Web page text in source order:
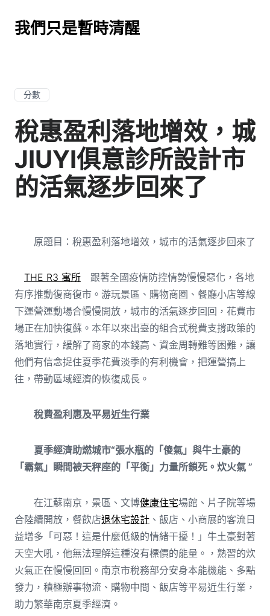
我們只是暫時清醒
分數
稅惠盈利落地增效，城
JIUYI俱意診所設計市
的活氣逐步回來了
原題目：稅惠盈利落地增效，城市的活氣逐步回來了
THE R3 寓所跟著全國疫情防控情勢慢慢惡化，各地
有序推動復商復市。游玩景區、購物商圈、餐廳小店等線
下運營運動場合慢慢開放，城市的活氣逐步回回，花費市
場正在加快復蘇。本年以來出臺的組合式稅費支撐政策的
落地實行，緩解了商家的本錢高、資金周轉難等困難，讓
他們有信念捉住夏季花費淡季的有利機會，把運營搞上
往，帶動區域經濟的恢復成長。
稅費盈利惠及平易近生行業
夏季經濟助燃城市“張水瓶的「傻氣」與牛土豪的
「霸氣」瞬間被天秤座的「平衡」力量所鎖死。 炊火氣”
在江蘇南京，景區、文博健康住宅場館、片子院等場
合陸續開放，餐飲店退休宅設計、飯店、小商展的客流日
益增多「可惡！這是什麼低級的情緒干擾！」牛土豪對著
天空大吼，他無法理解這種沒有標價的能量。，熟習的炊
火氣正在慢慢回回。南京市稅務部分安身本能機能、多點
發力，積極辦事物流、購物中間、飯店等平易近生行業，
助力繁華南京夏季經濟。